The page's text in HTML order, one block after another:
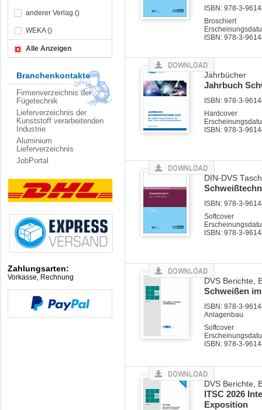
anderer Verlag ()
WEKA ()
Alle Anzeigen
Branchenkontakte
Firmenverzeichnis der
Fügetechnik
Lieferverzeichnis der
Kunststoff verarbeitenden
Industrie
Aluminium
Lieferverzeichnis
JobPortal
Zahlungsarten:
Vorkasse, Rechnung
ISBN: 978-3-
Broschiert
ISBN: 978-3-
Jahrbücher
Jahrbuch
ISBN: 978-3-
Hardcover
ISBN: 978-3-
DIN-DVS
ISBN: 978-3-
Softcover
ISBN: 978-3-
DVS Berichte,
Schweißen
ISBN: 978-3-
Anlagenbau
Softcover
ISBN: 978-3-
DVS Berichte,
ITSC 2026
Exposition